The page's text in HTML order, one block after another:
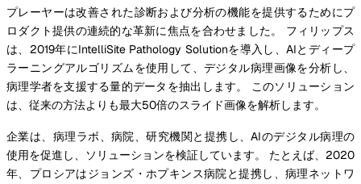
プレーヤーは改善された診断および分析の機能を提供するためにプ
ロダクト提供の連続的な革新に焦点を合わせました。 フィリップス
は、2019年にIntelliSite Pathology Solutionを導入し、AIとディープ
ラーニングアルゴリズムを使用して、デジタル病理画像を分析し、
病理学者を支援する量的データを抽出します。 このソリューション
は、従来の方法よりも最大50倍のスライド画像を解析します。
企業は、病理ラボ、病院、研究機関と提携し、AIのデジタル病理の
使用を促進し、ソリューションを検証しています。 たとえば、2020
年、プロシアはジョンズ・ホプキンス病院と提携し、病理ネットワ